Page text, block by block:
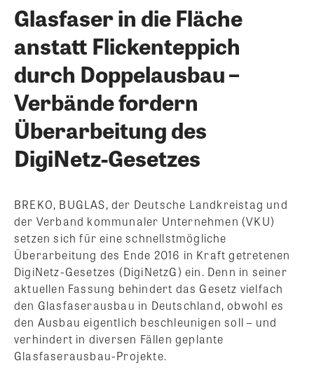
Glasfaser in die Fläche
anstatt Flickenteppich
durch Doppelausbau –
Verbände fordern
Überarbeitung des
DigiNetz-Gesetzes
BREKO, BUGLAS, der Deutsche Landkreistag und
der Verband kommunaler Unternehmen (VKU)
setzen sich für eine schnellstmögliche
Überarbeitung des Ende 2016 in Kraft getretenen
DigiNetz-Gesetzes (DigiNetzG) ein. Denn in seiner
aktuellen Fassung behindert das Gesetz vielfach
den Glasfaserausbau in Deutschland, obwohl es
den Ausbau eigentlich beschleunigen soll – und
verhindert in diversen Fällen geplante
Glasfaserausbau-Projekte.